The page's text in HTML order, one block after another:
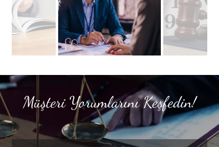
Müşteri Yorumlarını Keşfedin!